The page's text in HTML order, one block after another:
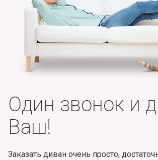
Один звонок и
Ваш!
Заказать диван очень просто,